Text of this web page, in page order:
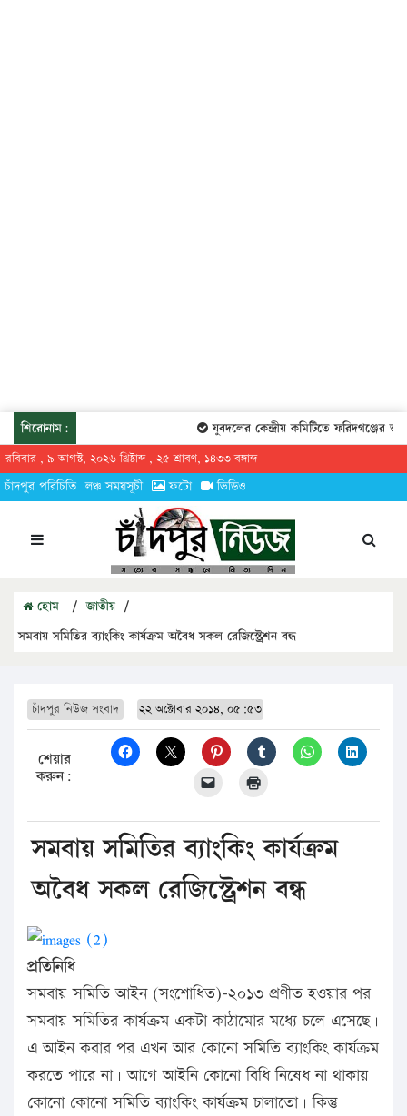
শিরোনাম: যুবদলের কেন্দ্রীয় কমিটিতে ফরিদগঞ্জের
রবিবার , ৯ আগস্ট, ২০২৬ খ্রিষ্টাব্দ , ২৫ শ্রাবণ, ১৪৩৩ বঙ্গাব্দ
চাঁদপুর পরিচিতি লঞ্চ সময়সূচী ফটো ভিডিও
হোম / জাতীয় /
সমবায় সমিতির ব্যাংকিং কার্যক্রম অবৈধ সকল রেজিস্ট্রেশন বন্ধ
চাঁদপুর নিউজ সংবাদ ২২ অক্টোবার ২০১৪, ০৫:৫৩
শেয়ার
করুন:
সমবায় সমিতির ব্যাংকিং কার্যক্রম
অবৈধ সকল রেজিস্ট্রেশন বন্ধ
প্রতিনিধি
সমবায় সমিতি আইন (সংশোধিত)-২০১৩ প্রণীত হওয়ার পর
সমবায় সমিতির কার্যক্রম একটা কাঠামোর মধ্যে চলে এসেছে।
এ আইন করার পর এখন আর কোনো সমিতি ব্যাংকিং কার্যক্রম
করতে পারে না। আগে আইনি কোনো বিধি নিষেধ না থাকায়
কোনো কোনো সমিতি ব্যাংকিং কার্যক্রম চালাতো। কিন্তু